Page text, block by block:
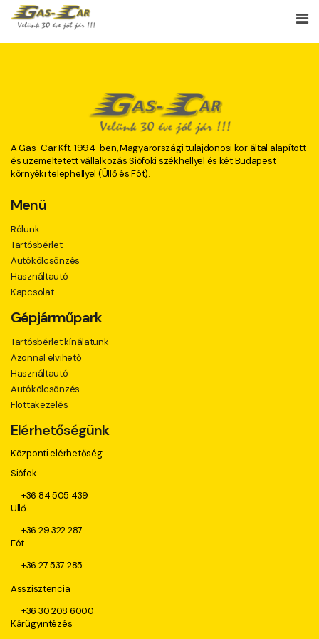
A Gas-Car Kft. 1994-ben, Magyarországi tulajdonosi kör által alapított
és üzemeltetett vállalkozás Siófoki székhellyel és két Budapest
környéki telephellyel (Üllő és Fót).
Menü
Rólunk
Tartósbérlet
Autókölcsönzés
Használtautó
Kapcsolat
Gépjárműpark
Tartósbérlet kínálatunk
Azonnal elvihető
Használtautó
Autókölcsönzés
Flottakezelés
Elérhetőségünk
Központi elérhetőség:
Siófok
+36 84 505 439
Üllő
+36 29 322 287
Fót
+36 27 537 285
Asszisztencia
+36 30 208 6000
Kárügyintézés